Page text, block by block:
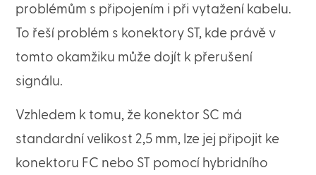
problémům s připojením i při vytažení kabelu.
To řeší problém s konektory ST, kde právě v
tomto okamžiku může dojít k přerušení
signálu.
Vzhledem k tomu, že konektor SC má
standardní velikost 2,5 mm, lze jej připojit ke
konektoru FC nebo ST pomocí hybridního